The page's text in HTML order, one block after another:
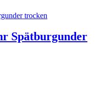
Spätburgunder